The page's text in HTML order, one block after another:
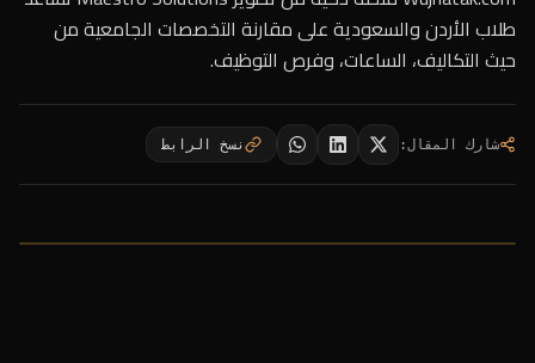
طلاب الأردن والسعودية على مقارنة التخصصات الجامعية من
حيث التكاليف، الساعات، وفرص التوظيف.
شارك المقال: نسخ الرابط